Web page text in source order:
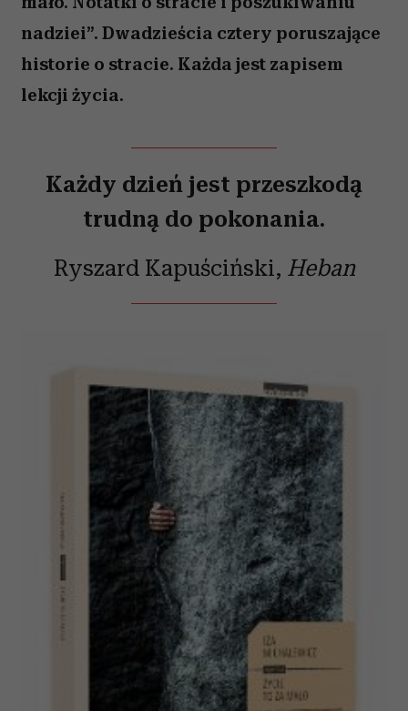
nadziei”. Dwadzieścia cztery poruszające
historie o stracie. Każda jest zapisem
lekcji życia.
Każdy dzień jest przeszkodą
trudną do pokonania.
Ryszard Kapuściński, Heban